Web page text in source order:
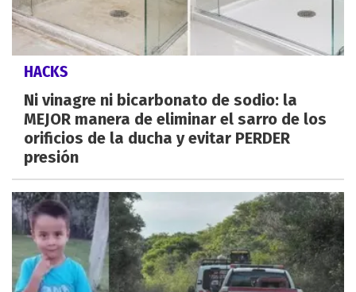
HACKS
Ni vinagre ni bicarbonato de sodio: la
MEJOR manera de eliminar el sarro de los
orificios de la ducha y evitar PERDER
presión